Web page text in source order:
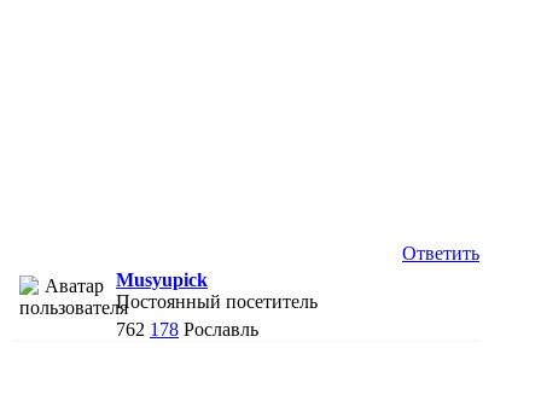
Ответить
Musyupick
Постоянный посетитель
762 178 Рославль